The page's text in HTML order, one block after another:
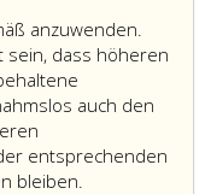
den
Kriterien
Absatz
bis
anzuwenden.
2
Absatz
ist
sein, dass höheren
auch den
entsprechenden
bleiben.